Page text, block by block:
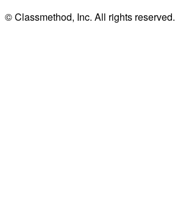
© Classmethod, Inc. All rights reserved.